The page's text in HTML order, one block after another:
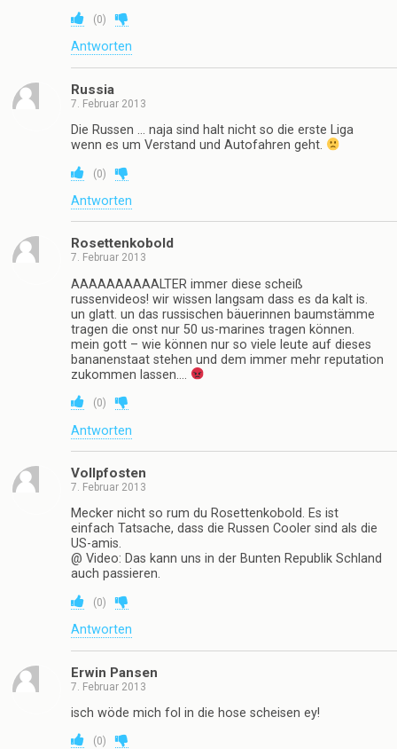
(0)
Antworten
Russia
7. Februar 2013
Die Russen … naja sind halt nicht so die erste Liga
wenn es um Verstand und Autofahren geht.
(0)
Antworten
Rosettenkobold
7. Februar 2013
AAAAAAAAAALTER immer diese scheiß
russenvideos! wir wissen langsam dass es da kalt is.
un glatt. un das russischen bäuerinnen baumstämme
tragen die onst nur 50 us-marines tragen können.
mein gott – wie können nur so viele leute auf dieses
bananenstaat stehen und dem immer mehr reputation
zukommen lassen….
(0)
Antworten
Vollpfosten
7. Februar 2013
Mecker nicht so rum du Rosettenkobold. Es ist
einfach Tatsache, dass die Russen Cooler sind als die
US-amis.
@ Video: Das kann uns in der Bunten Republik Schland
auch passieren.
(0)
Antworten
Erwin Pansen
7. Februar 2013
isch wöde mich fol in die hose scheisen ey!
(0)